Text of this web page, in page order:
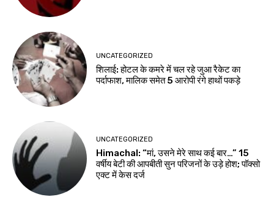
UNCATEGORIZED
शिलाई: होटल के कमरे में चल रहे जुआ रैकेट का
पर्दाफाश, मालिक समेत 5 आरोपी रंगे हाथों पकड़े
UNCATEGORIZED
Himachal: “मां, उसने मेरे साथ कई बार…” 15
वर्षीय बेटी की आपबीती सुन परिजनों के उड़े होश; पॉक्सो
एक्ट में केस दर्ज